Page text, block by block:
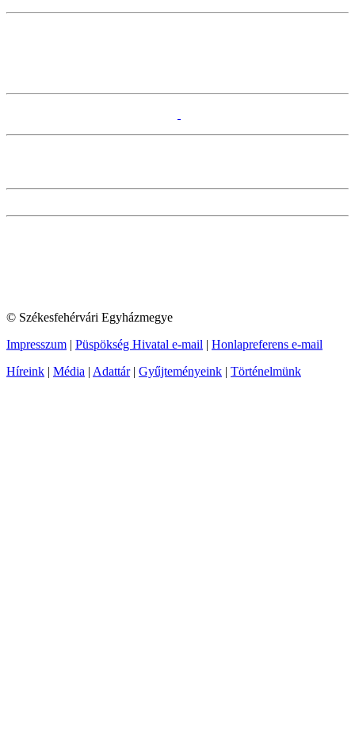
© Székesfehérvári Egyházmegye
Impresszum | Püspökség Hivatal e-mail | Honlapreferens e-mail
Híreink | Média | Adattár| Gyűjteményeink | Történelmünk